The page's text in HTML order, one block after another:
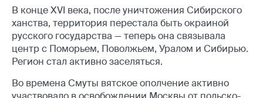
В конце XVI века, после уничтожения Сибирского
ханства, территория перестала быть окраиной
русского государства — теперь она связывала
центр с Поморьем, Поволжьем, Уралом и Сибирью.
Регион стал активно заселяться.
Во времена Смуты вятское ополчение активно